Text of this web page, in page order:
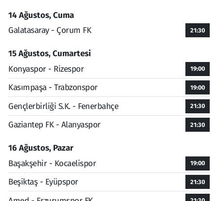
14 Ağustos, Cuma
Galatasaray - Çorum FK
21:30
15 Ağustos, Cumartesi
Konyaspor - Rizespor
19:00
Kasımpaşa - Trabzonspor 19:00
Gençlerbirliği S.K. - Fenerbahçe 21:30
Gaziantep FK - Alanyaspor 21:30
16 Ağustos, Pazar
Başakşehir - Kocaelispor
19:00
Beşiktaş - Eyüpspor 21:30